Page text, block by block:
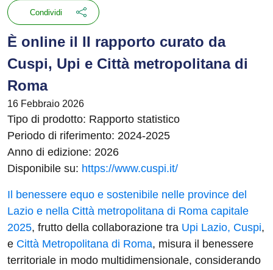
Condividi
È online il II rapporto curato da
Cuspi, Upi e Città metropolitana di
Roma
16 Febbraio 2026
Tipo di prodotto: Rapporto statistico
Periodo di riferimento: 2024-2025
Anno di edizione: 2026
Disponibile su: https://www.cuspi.it/
Il benessere equo e sostenibile nelle province del
Lazio e nella Città metropolitana di Roma capitale
2025, frutto della collaborazione tra Upi Lazio, Cuspi,
e Città Metropolitana di Roma, misura il benessere
territoriale in modo multidimensionale, considerando